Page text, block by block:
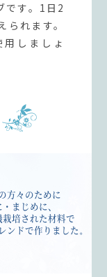
です。1日2
れます。
しましょ
方々のために
まじめに、
栽培された材料で
ンドで作りました。